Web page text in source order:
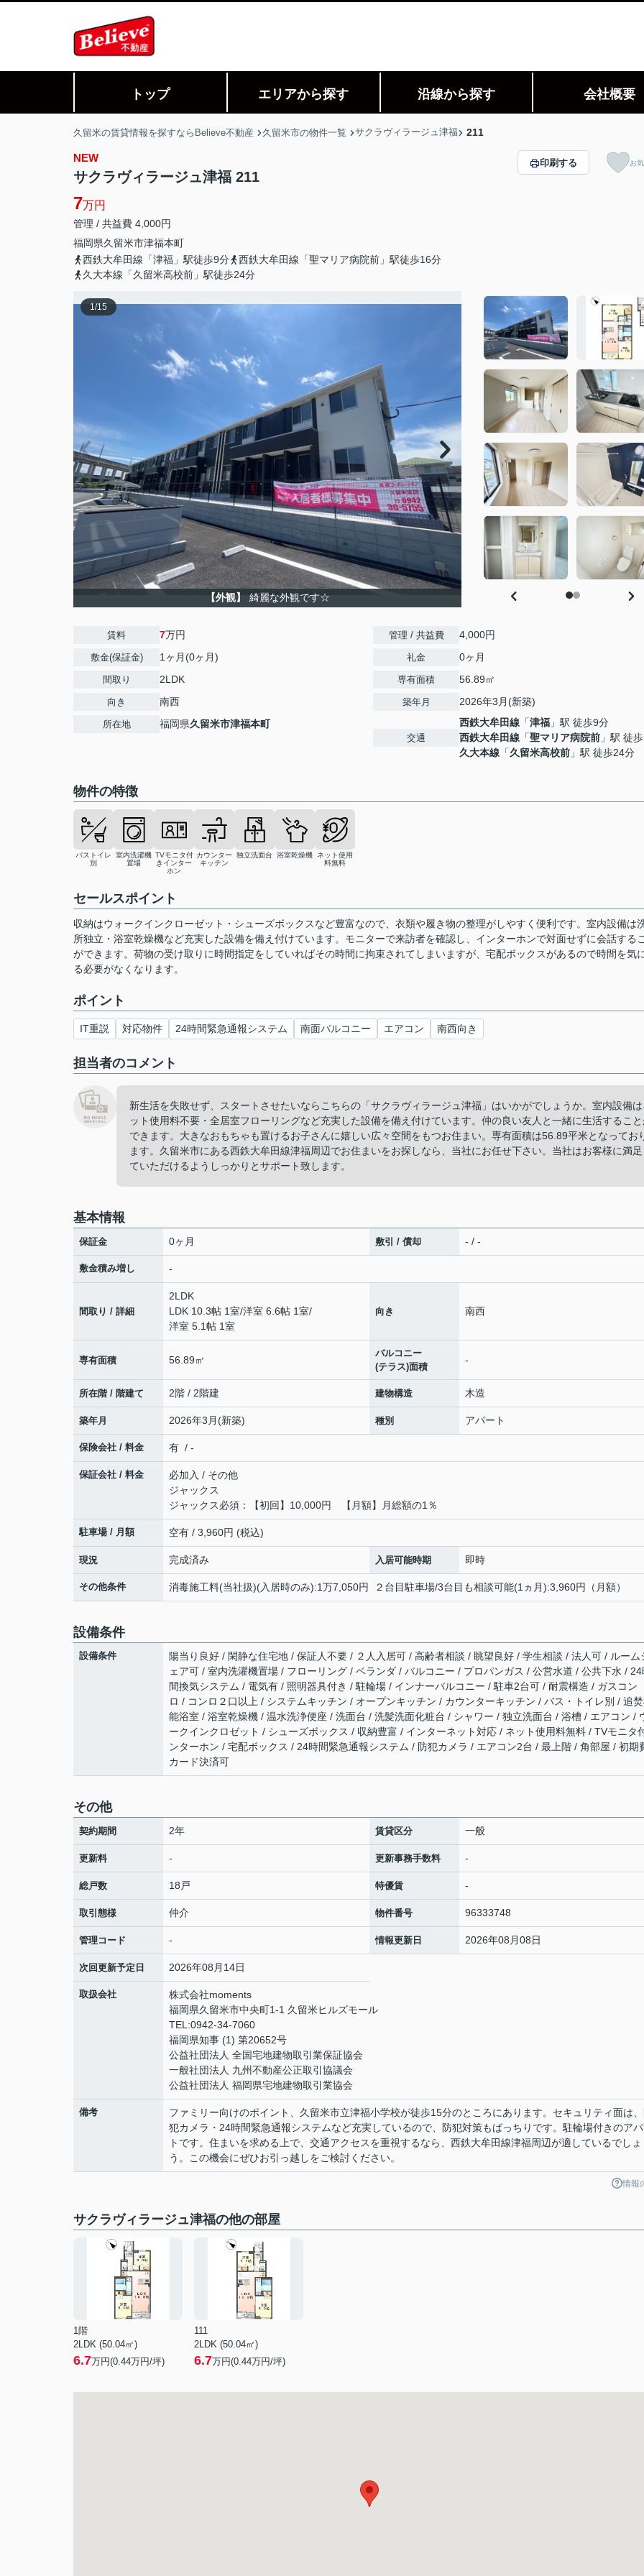
トップ エリアから探す 沿線から探す 会社概要
久留米の賃貸情報を探すならBelieve不動産 久留米市の物件一覧 サクラヴィラージュ津福 211
NEW
サクラヴィラージュ津福 211
7万円
管理 / 共益費 4,000円
福岡県久留米市津福本町
西鉄大牟田線「津福」駅徒歩9分
西鉄大牟田線「聖マリア病院前」駅徒歩16分
久大本線「久留米高校前」駅徒歩24分
印刷する お
1/15
【外観】 綺麗な外観です☆
賃料 7万円
敷金(保証金) 1ヶ月(0ヶ月)
間取り 2LDK
向き 南西
所在地 福岡県久留米市津福本町
管理 / 共益費 4,000円
礼金 0ヶ月
専有面積 56.89㎡
築年月 2026年3月(新築)
交通
西鉄大牟田線 「津福 」駅 徒歩9分
西鉄大牟田線 「聖マリア病院前 」駅 徒
久大本線 「久留米高校前 」駅 徒歩24分
物件の特徴
バストイレ
別
室内洗濯機
置場
TVモニタ付
きインター
ホン
カウンター
キッチン
独立洗面台 浴室乾燥機 ネット使用
料無料
セールスポイント
収納はウォークインクローゼット・シューズボックスなど豊富なので、衣類や履き物の整理がしやすく便利です。室内設備は
所独立・浴室乾燥機など充実した設備を備え付けています。モニターで来訪者を確認し、インターホンで対面せずに会話する
ができます。荷物の受け取りに時間指定をしていればその時間に拘束されてしまいますが、宅配ボックスがあるので時間を気
る必要がなくなります。
ポイント
IT重説 対応物件 24時間緊急通報システム 南面バルコニー エアコン 南西向き
担当者のコメント
新生活を失敗せず、スタートさせたいならこちらの「サクラヴィラージュ津福」はいかがでしょうか。室内設備は
ット使用料不要・全居室フローリングなど充実した設備を備え付けています。仲の良い友人と一緒に生活するこ
できます。大きなおもちゃも置けるお子さんに嬉しい広々空間をもつお住まい。専有面積は56.89平米となってお
ます。久留米市にある西鉄大牟田線津福周辺でお住まいをお探しなら、当社にお任せ下さい。当社はお客様に満足
ていただけるようしっかりとサポート致します。
基本情報
保証金 0ヶ月 敷引 / 償却 - / -
敷金積み増し -
間取り / 詳細
2LDK
LDK 10.3帖 1室/洋室 6.6帖 1室/
洋室 5.1帖 1室
向き 南西
専有面積 56.89㎡
バルコニー
(テラス)面積
-
所在階 / 階建て 2階 / 2階建 建物構造 木造
築年月 2026年3月(新築) 種別 アパート
保険会社 / 料金 有 / -
保証会社 / 料金
必加入 / その他
ジャックス
ジャックス必須：【初回】10,000円 【月額】月総額の1％
駐車場 / 月額 空有 / 3,960円 (税込)
現況 完成済み 入居可能時期 即時
その他条件 消毒施工料(当社扱)(入居時のみ):1万7,050円 ２台目駐車場/3台目も相談可能(1ヵ月):3,960円（月額）
設備条件
設備条件
陽当り良好 / 閑静な住宅地 / 保証人不要 / ２人入居可 / 高齢者相談 / 眺望良好 / 学生相談 / 法人可 / ルーム
ェア可 / 室内洗濯機置場 / フローリング / ベランダ / バルコニー / プロパンガス / 公営水道 / 公共下水 / 24
間換気システム / 電気有 / 照明器具付き / 駐輪場 / インナーバルコニー / 駐車2台可 / 耐震構造 / ガスコン
ロ / コンロ２口以上 / システムキッチン / オープンキッチン / カウンターキッチン / バス・トイレ別 / 追
能浴室 / 浴室乾燥機 / 温水洗浄便座 / 洗面台 / 洗髪洗面化粧台 / シャワー / 独立洗面台 / 浴槽 / エアコン /
ークインクロゼット / シューズボックス / 収納豊富 / インターネット対応 / ネット使用料無料 / TVモニタ
ンターホン / 宅配ボックス / 24時間緊急通報システム / 防犯カメラ / エアコン2台 / 最上階 / 角部屋 / 初期
カード決済可
その他
契約期間 2年 賃貸区分 一般
更新料 - 更新事務手数料 -
総戸数 18戸 特優賃 -
取引態様 仲介 物件番号 96333748
管理コード - 情報更新日 2026年08月08日
次回更新予定日 2026年08月14日
取扱会社
株式会社moments
福岡県久留米市中央町1-1 久留米ヒルズモール
TEL:0942-34-7060
福岡県知事 (1) 第20652号
公益社団法人 全国宅地建物取引業保証協会
一般社団法人 九州不動産公正取引協議会
公益社団法人 福岡県宅地建物取引業協会
備考
ファミリー向けのポイント、久留米市立津福小学校が徒歩15分のところにあります。セキュリティ面は
犯カメラ・24時間緊急通報システムなど充実しているので、防犯対策もばっちりです。駐輪場付きのア
トです。住まいを求める上で、交通アクセスを重視するなら、西鉄大牟田線津福周辺が適しているでしょ
う。この機会にぜひお引っ越しをご検討ください。
情報
サクラヴィラージュ津福の他の部屋
1階
2LDK (50.04㎡)
6.7万円(0.44万円/坪)
111
2LDK (50.04㎡)
6.7万円(0.44万円/坪)